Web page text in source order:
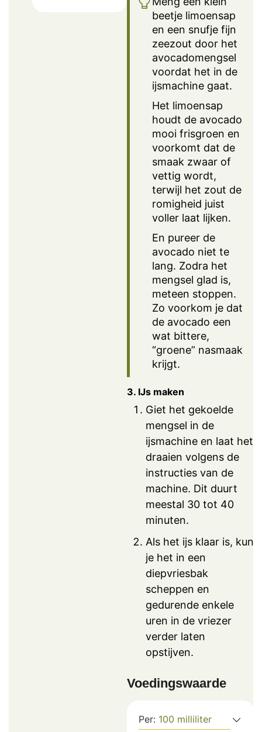
beetje limoensap
en een snufje fijn
zeezout door het
avocadomengsel
voordat het in de
ijsmachine gaat.
Het limoensap
houdt de avocado
mooi frisgroen en
voorkomt dat de
smaak zwaar of
vettig wordt,
terwijl het zout de
romigheid juist
voller laat lijken.
En pureer de
avocado niet te
lang. Zodra het
mengsel glad is,
meteen stoppen.
Zo voorkom je dat
de avocado een
wat bittere,
“groene” nasmaak
krijgt.
3. IJs maken
Giet het gekoelde
mengsel in de
ijsmachine en laat het
draaien volgens de
instructies van de
machine. Dit duurt
meestal 30 tot 40
minuten.
Als het ijs klaar is, kun
je het in een
diepvriesbak
scheppen en
gedurende enkele
uren in de vriezer
verder laten
opstijven.
Voedingswaarde
Per: 100 milliliter